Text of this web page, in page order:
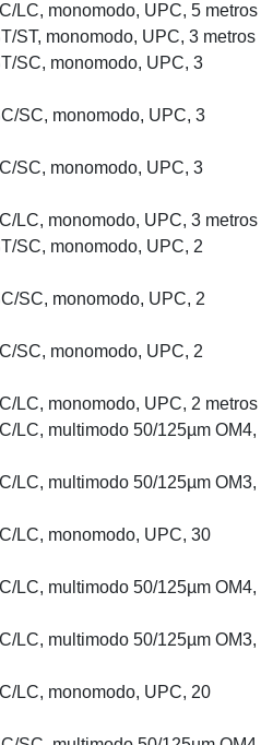
LC, monomodo, UPC, 5 metros
ST, monomodo, UPC, 3 metros
SC, monomodo, UPC, 3
SC, monomodo, UPC, 3
SC, monomodo, UPC, 3
LC, monomodo, UPC, 3 metros
SC, monomodo, UPC, 2
SC, monomodo, UPC, 2
SC, monomodo, UPC, 2
LC, monomodo, UPC, 2 metros
LC, multimodo 50/125µm OM4,
LC, multimodo 50/125µm OM3,
LC, monomodo, UPC, 30
LC, multimodo 50/125µm OM4,
LC, multimodo 50/125µm OM3,
LC, monomodo, UPC, 20